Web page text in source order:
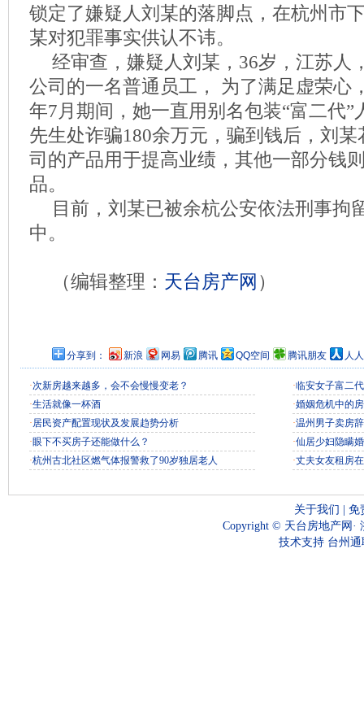
锁定了嫌疑人刘某的落脚点，在杭州市
某对犯罪事实供认不讳。
经审查，嫌疑人刘某，36岁，江苏人
公司的一名普通员工， 为了满足虚荣心
年7月期间，她一直用别名包装“富二代”
先生处诈骗180余万元，骗到钱后，刘
司的产品用于提高业绩，其他一部分钱
品。
目前，刘某已被余杭公安依法刑事拘
中。
（编辑整理： 天台房产网 ）
分享到： 新浪 网易 腾讯 QQ空间 腾讯朋友 人
·次新房越来越多，会不会慢慢变老？
·生活就像一杯酒
·居民资产配置现状及发展趋势分析
·眼下不买房子还能做什么？
·杭州古北社区燃气体报警救了90岁独居老人
·临安女子富二
·婚姻危机中的
·温州男子卖房
·仙居少妇隐瞒
·丈夫女友租房
关于我们
免
Copyright © 天台房地产网 ·
技术支持 台州